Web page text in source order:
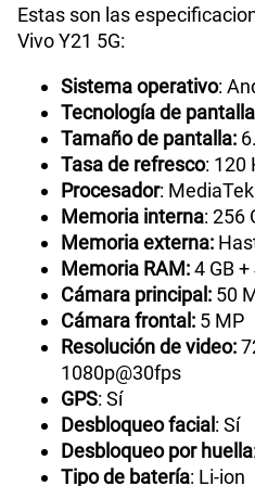
Estas son las
Vivo Y21 5G:
Sistema operativo:
Tecnología de pantalla
Tamaño de pantalla:
Tasa de refresco: 120
Procesador:
Memoria interna: 256
Memoria externa:
Memoria RAM:4 GB
Cámara principal: 50
Cámara frontal: 5 MP
Resolución de video:
1080p@30fps
GPS: Sí
Desbloqueo facial : Sí
Desbloqueo por huella
Tipo de batería: Li-ion